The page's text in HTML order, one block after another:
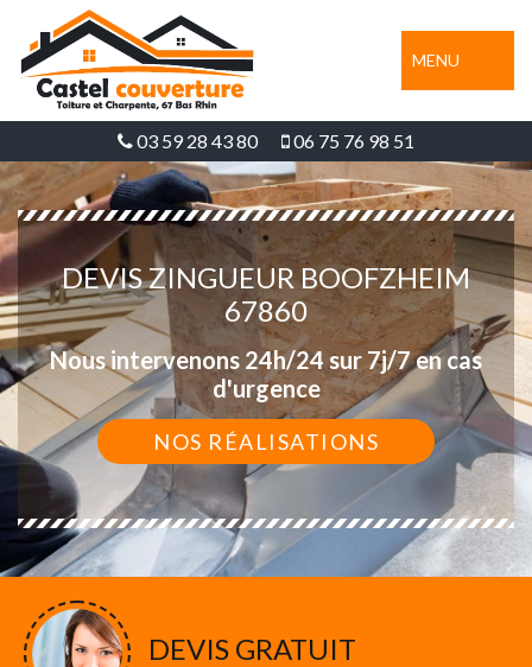
MENU
03 59 28 43 80 06 75 76 98 51
DEVIS ZINGUEUR BOOFZHEIM
67860
Nous intervenons 24h/24 sur 7j/7 en cas
d'urgence
NOS RÉALISATIONS
DEVIS GRATUIT